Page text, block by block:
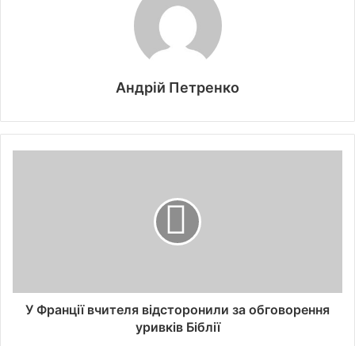
Андрій Петренко
У Франції вчителя відсторонили за обговорення
уривків Біблії